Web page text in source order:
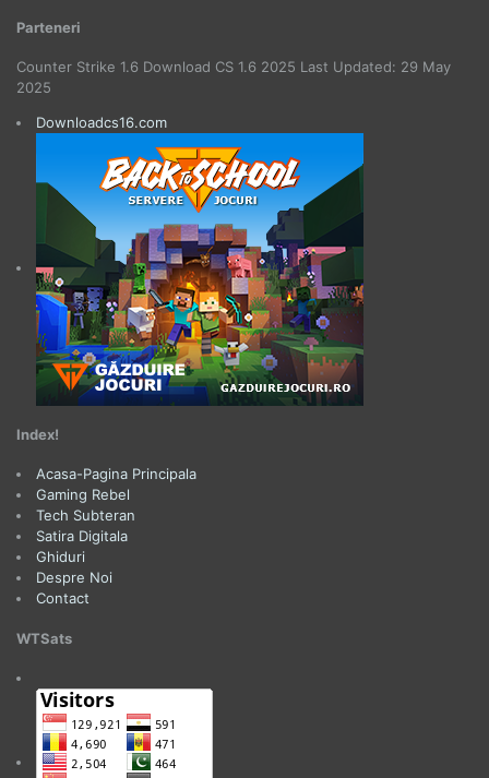
Parteneri
Counter Strike 1.6 Download CS 1.6 2025 Last Updated: 29 May
2025
Downloadcs16.com
Index!
Acasa-Pagina Principala
Gaming Rebel
Tech Subteran
Satira Digitala
Ghiduri
Despre Noi
Contact
WTSats